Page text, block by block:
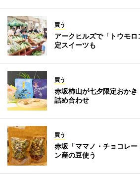
買う
アークヒルズで「トウモ
定スイーツも
買う
赤坂柿山が七夕限定おか
詰め合わせ
買う
赤坂「ママノ・チョコレ
ン産の豆使う